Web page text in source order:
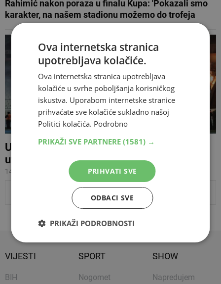
Rahimić nakon poraza u finalu Kupa: 'Pokazali smo
karakter, na našem stadionu možemo do trofeja
Ultrasi poslali poruku uoči uzvratne
utakmice polufinala Kupa BiH
14.04.2026 15:16
PRIKAŽI JOŠ VIJESTI
VIJESTI
BIH
SPORT
Nogomet
SHOW
Napredujem
Ova internetska stranica
upotrebljava kolačiće.
Ova internetska stranica upotrebljava
kolačiće u svrhe poboljšanja korisničkog
iskustva. Uporabom internetske stranice
prihvaćate sve kolačiće sukladno našoj
Politici kolačića. Podrobno
PRIKAŽI SVE PARTNERE (1581) →
PRIHVATI SVE
ODBACI SVE
PRIKAŽI PODROBNOSTI